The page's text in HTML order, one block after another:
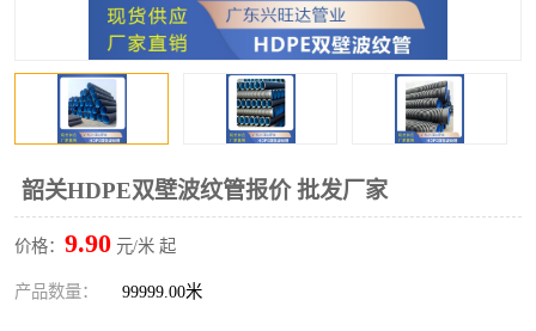
韶关HDPE双壁波纹管报价 批发厂家
价格： 9.90 元/米 起
产品数量： 99999.00米